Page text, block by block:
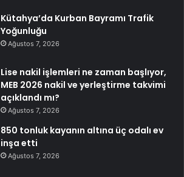
Kütahya’da Kurban Bayramı Trafik
Yoğunluğu
Ağustos 7, 2026
Lise nakil işlemleri ne zaman başlıyor,
MEB 2026 nakil ve yerleştirme takvimi
açıklandı mı?
Ağustos 7, 2026
850 tonluk kayanın altına üç odalı ev
inşa etti
Ağustos 7, 2026